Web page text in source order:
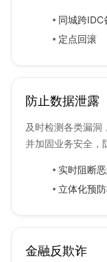
同城跨IDC
定点回滚
防止数据泄露
及时检测各类漏洞
并加固业务安全，
实时阻断
立体化预
金融反欺诈